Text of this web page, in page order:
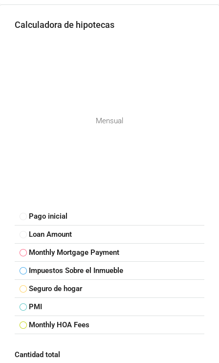
Calculadora de hipotecas
Mensual
Pago inicial
Loan Amount
Monthly Mortgage Payment
Impuestos Sobre el Inmueble
Seguro de hogar
PMI
Monthly HOA Fees
Cantidad total